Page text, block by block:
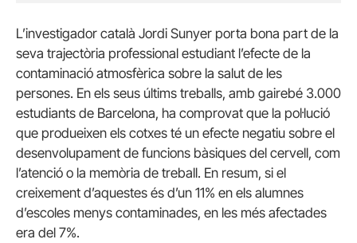
L’investigador català Jordi Sunyer porta bona part de la
seva trajectòria professional estudiant l’efecte de la
contaminació atmosfèrica sobre la salut de les
persones. En els seus últims treballs, amb gairebé 3.000
estudiants de Barcelona, ha comprovat que la pol·lució
que produeixen els cotxes té un efecte negatiu sobre el
desenvolupament de funcions bàsiques del cervell, com
l’atenció o la memòria de treball. En resum, si el
creixement d’aquestes és d’un 11% en els alumnes
d’escoles menys contaminades, en les més afectades
era del 7%.